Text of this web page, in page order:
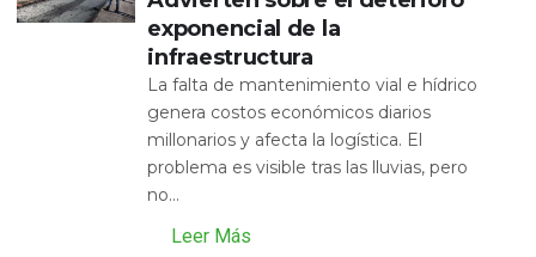
exponencial de la
infraestructura
La falta de mantenimiento vial e hídrico
genera costos económicos diarios
millonarios y afecta la logística. El
problema es visible tras las lluvias, pero
no...
Leer Más